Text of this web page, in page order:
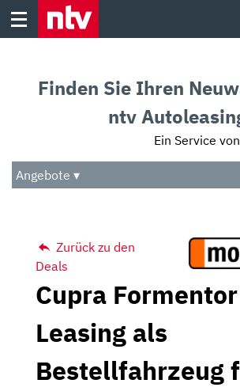
Skip
Audio
Das Beste
Finden Sie Ihren
ntv
Ein Service von
Angebote ▾
Zurück zu den
Deals
Cupra
Leasing als
Bestellfahrzeug